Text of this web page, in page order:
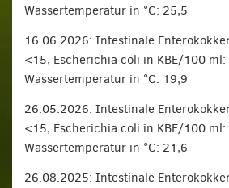
Wassertemperatur in °C: 25,5
16.06.2026: Intestinale
<15, Escherichia coli in KBE/100
Wassertemperatur in °C: 19,9
26.05.2026: Intestinale
<15, Escherichia coli in KBE/100
Wassertemperatur in °C: 21,6
26.08.2025: Intestinale